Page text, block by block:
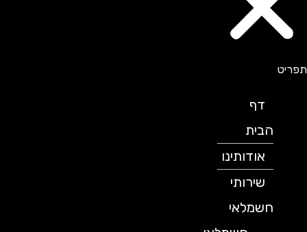
הבית
אודותינו
שירותי
חשמלאי